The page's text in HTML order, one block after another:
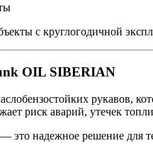
с круглогодичной
OIL SIBERIAN
рукавов,
риск аварий, утечек
надежное решение для